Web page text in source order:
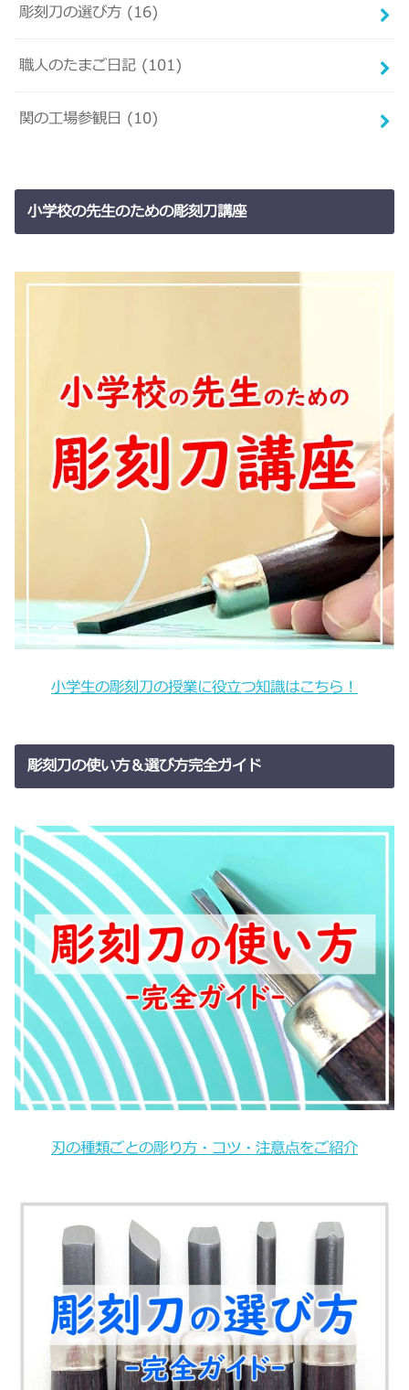
彫刻刀の選び方 (16)
職人のたまご日記 (101)
関の工場参観日 (10)
小学校の先生のための彫刻刀講座
小学生の彫刻刀の授業に役立つ知識はこちら！
彫刻刀の使い方＆選び方完全ガイド
刃の種類ごとの彫り方・コツ・注意点をご紹介